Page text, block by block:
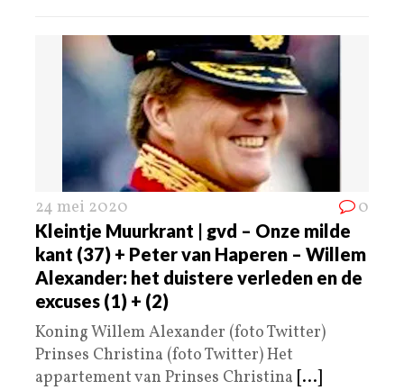
24 mei 2020 0
Kleintje Muurkrant | gvd – Onze milde
kant (37) + Peter van Haperen – Willem
Alexander: het duistere verleden en de
excuses (1) + (2)
Koning Willem Alexander (foto Twitter)
Prinses Christina (foto Twitter) Het
appartement van Prinses Christina [...]